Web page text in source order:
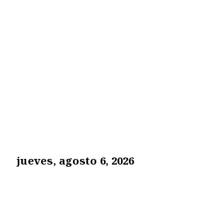
jueves, agosto 6, 2026